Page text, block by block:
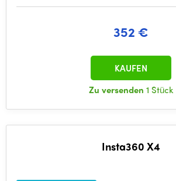
352 €
Zu versenden 1 Stück
KAUFEN
Insta360 X4